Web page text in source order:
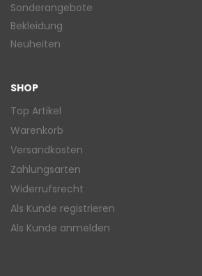
Sonderangebote
Bekleidung
Neuheiten
SHOP
Top Artikel
Warenkorb
Versandkosten
Zahlungsarten
Widerrufsrecht
Als Kunde registrieren
Als Kunde anmelden